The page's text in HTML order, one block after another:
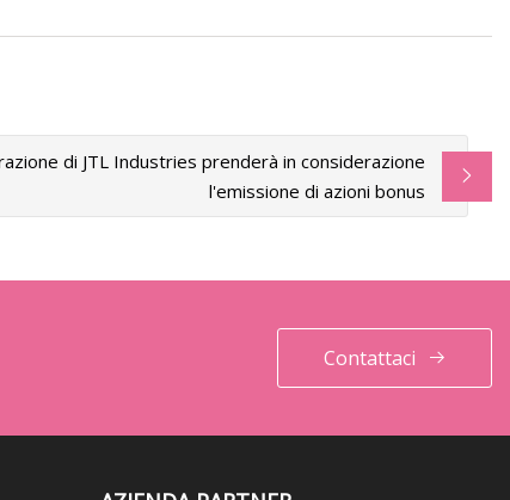
di JTL Industries prenderà in considerazione
l'emissione di azioni bonus
Contattaci